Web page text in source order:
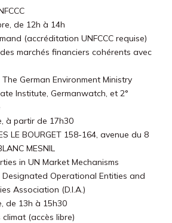
de 12h à 14h
(accréditation UNFCCC requise)
marchés financiers cohérents avec
The German Environment Ministry
Institute, Germanwatch, et 2°
à partir de 17h30
LE BOURGET 158-164, avenue du 8
MESNIL
in UN Market Mechanisms
Designated Operational Entities and
Association (D.I.A.)
de 13h à 15h30
(accès libre)